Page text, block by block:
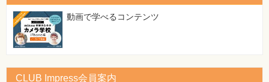
動画で学べるコンテンツ
CLUB Impress会員案内